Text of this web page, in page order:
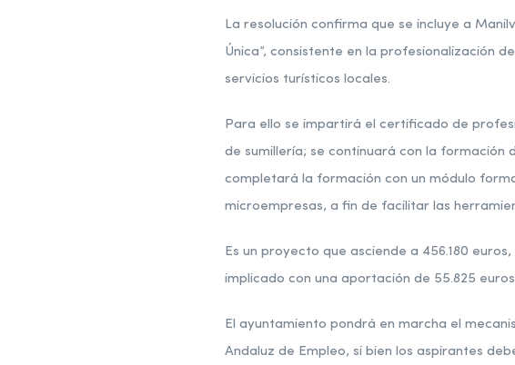
La resolución confirma que se incluye a
Única”, consistente en la profesionalización
servicios turísticos locales.
Para ello se impartirá el certificado de
de sumillería; se continuará con la formación
completará la formación con un módulo
microempresas, a fin de facilitar las
Es un proyecto que asciende a 456.180
implicado con una aportación de 55.825
El ayuntamiento pondrá en marcha el
Andaluz de Empleo, si bien los aspirantes